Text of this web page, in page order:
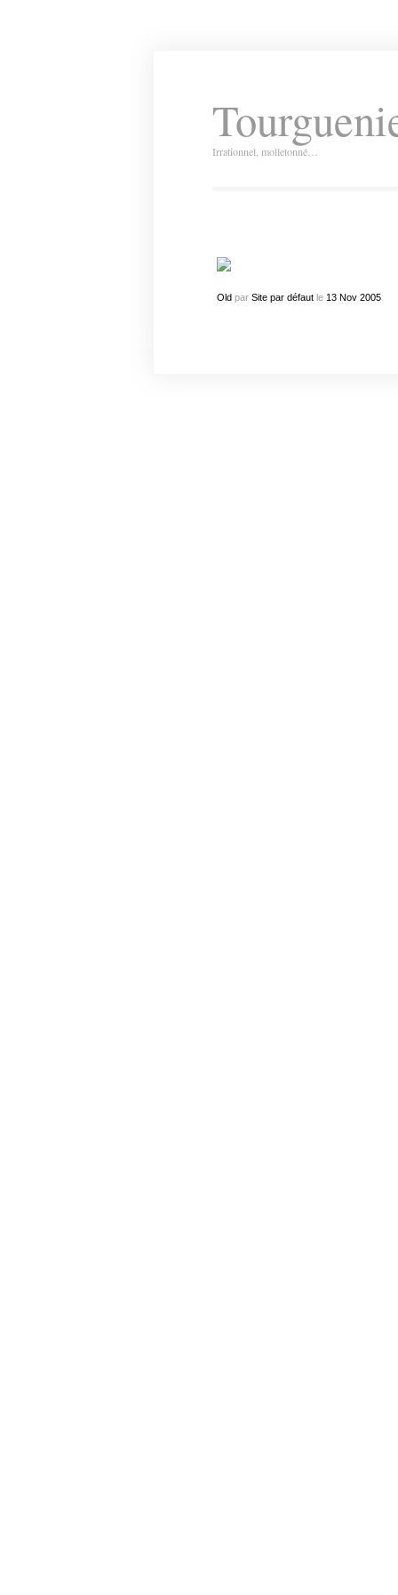
Irrationnel, molletonné…
Oldpar Site par défautle 13 Nov 2005